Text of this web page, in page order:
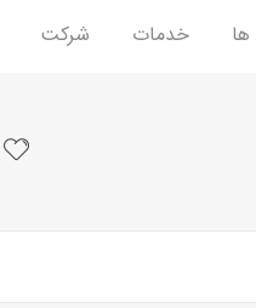
ها خدمات شرکت